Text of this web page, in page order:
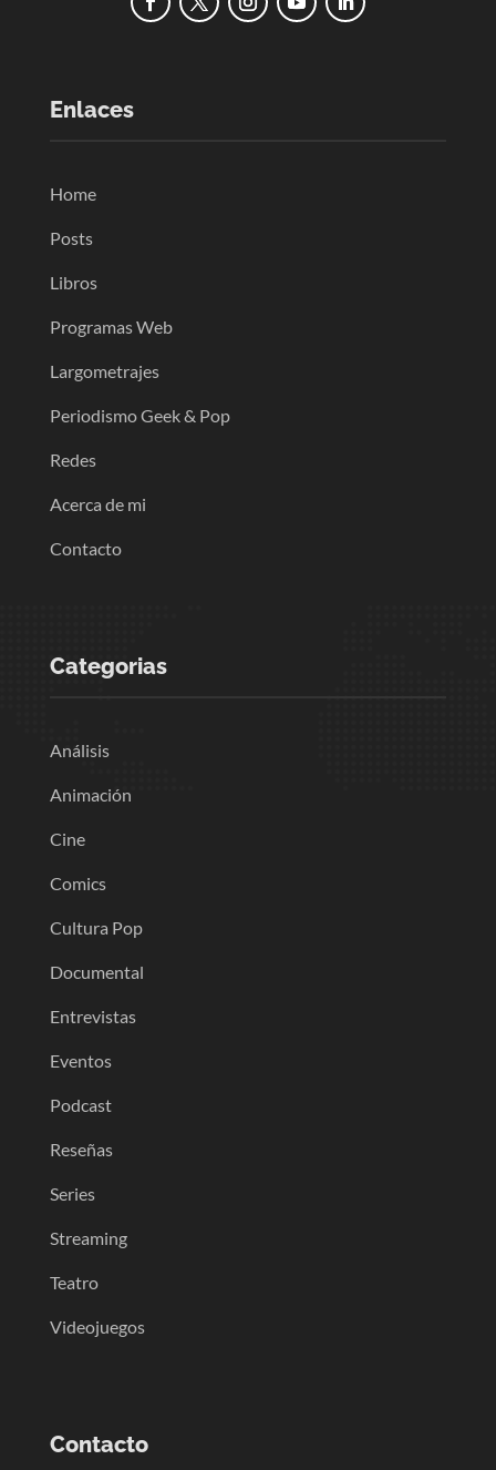
Enlaces
Home
Posts
Libros
Programas Web
Largometrajes
Periodismo Geek & Pop
Redes
Acerca de mi
Contacto
Categorias
Análisis
Animación
Cine
Comics
Cultura Pop
Documental
Entrevistas
Eventos
Podcast
Reseñas
Series
Streaming
Teatro
Videojuegos
Contacto